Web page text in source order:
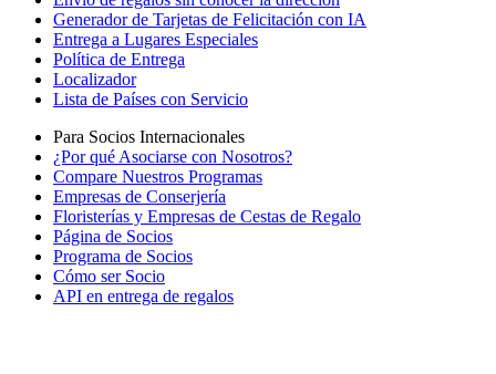
Generador de Tarjetas de Felicitación con IA
Entrega a Lugares Especiales
Política de Entrega
Localizador
Lista de Países con Servicio
Para Socios Internacionales
¿Por qué Asociarse con Nosotros?
Compare Nuestros Programas
Empresas de Conserjería
Floristerías y Empresas de Cestas de Regalo
Página de Socios
Programa de Socios
Cómo ser Socio
API en entrega de regalos